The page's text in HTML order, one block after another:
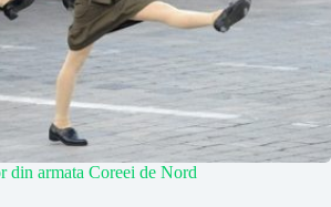
din armata Coreei de Nord